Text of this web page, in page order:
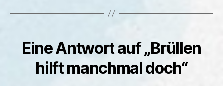
Eine Antwort auf „Brüllen
hilft manchmal doch“